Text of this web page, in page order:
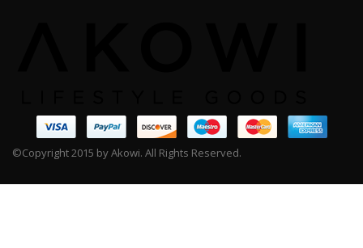
©Copyright 2015 by Akowi. All Rights Reserved.